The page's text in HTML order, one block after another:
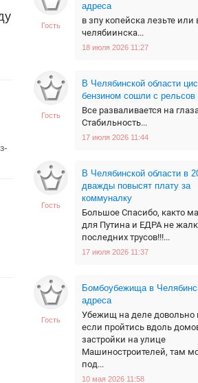
Гость
адреса
в зпу копейска лезьте или
челябиинска...
18 июля 2026 11:27
Гость
В Челябинской области
бензином сошли с рельсов
Все разваливается на
Стабильность...
17 июля 2026 11:44
Гость
В Челябинской области в
дважды повысят плату за
коммуналку
Большое Спасибо, както
для Путина и ЕДРА не
последних трусов!!!...
17 июля 2026 11:37
Гость
Бомбоубежища в
адреса
Убежищ на деле довольно
если пройтись вдоль
застройки на улице
Машиностроителей, там
под...
10 мая 2026 11:58